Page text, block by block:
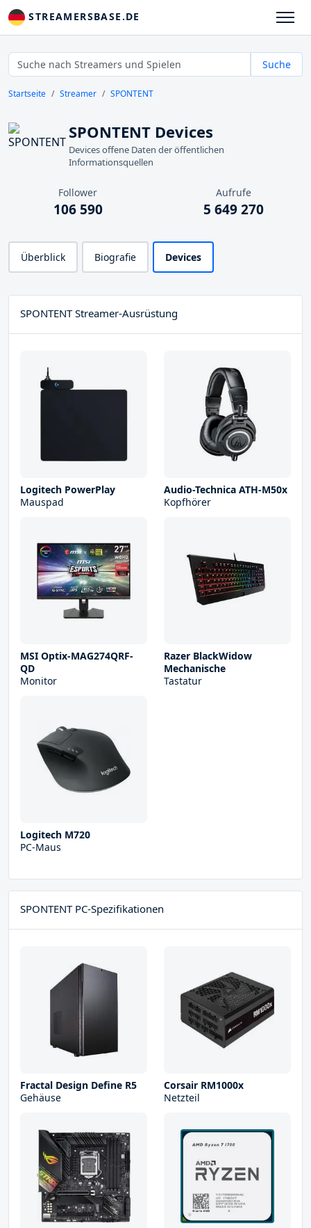
STREAMERSBASE.DE
Suche
Startseite Streamer SPONTENT
SPONTENT Devices
Devices offene Daten der öffentlichen
Informationsquellen
Follower
106 590
Aufrufe
5 649 270
Überblick Biografie Devices
SPONTENT Streamer-Ausrüstung
Logitech PowerPlay
Mauspad
Audio-Technica ATH-M50x
Kopfhörer
MSI Optix-MAG274QRF-
QD
Monitor
Razer BlackWidow
Mechanische
Tastatur
Logitech M720
PC-Maus
SPONTENT PC-Spezifikationen
Fractal Design Define R5
Gehäuse
Corsair RM1000x
Netzteil